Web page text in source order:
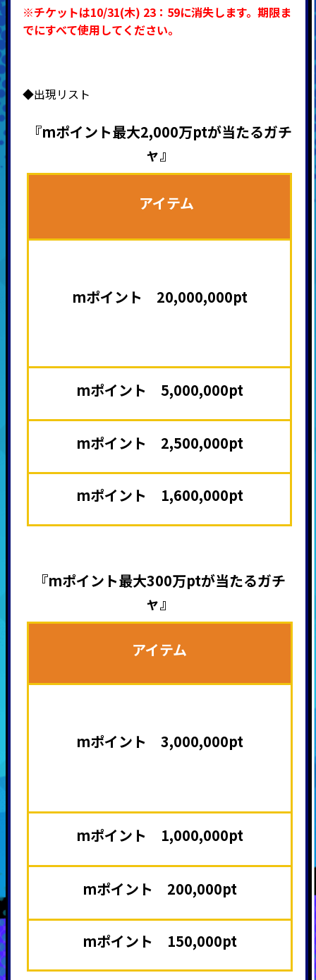
※チケットは10/31(木) 23：59に消失します。期限ま
でにすべて使用してください。
◆出現リスト
『mポイント最大2,000万ptが当たるガチ
ャ』
アイテム
mポイント 20,000,000pt
mポイント 5,000,000pt
mポイント 2,500,000pt
mポイント 1,600,000pt
『mポイント最大300万ptが当たるガチ
ャ』
アイテム
mポイント 3,000,000pt
mポイント 1,000,000pt
mポイント 200,000pt
mポイント 150,000pt